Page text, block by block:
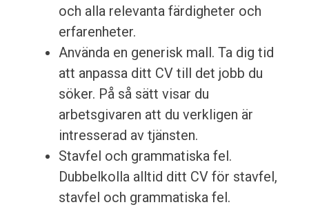
och alla relevanta färdigheter och
erfarenheter.
Använda en generisk mall. Ta dig tid
att anpassa ditt CV till det jobb du
söker. På så sätt visar du
arbetsgivaren att du verkligen är
intresserad av tjänsten.
Stavfel och grammatiska fel.
Dubbelkolla alltid ditt CV för stavfel,
stavfel och grammatiska fel.